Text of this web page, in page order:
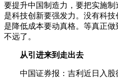
要提升中国制造力，要把实施
是科技创新要强发力。没有科
是降低成本要动真格。等真正
不远了。
从引进来到走出去
中国证券报：吉利近日入